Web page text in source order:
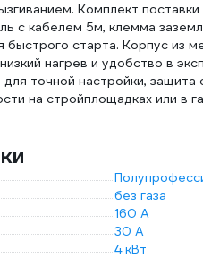
Комплект
с кабелем 5м, клемма
старта. Корпус из
нагрев и удобство в
точной настройки, защита
на стройплощадках или в
без газа
160 А
30 А
4 кВт